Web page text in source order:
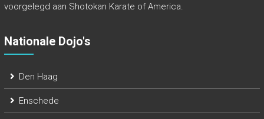
voorgelegd aan Shotokan Karate of America.
Nationale Dojo's
Den Haag
Enschede